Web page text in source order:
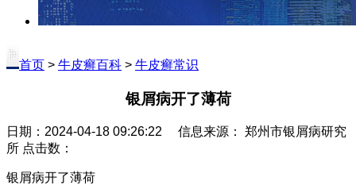
首页 > 牛皮癣百科 > 牛皮癣常识
银屑病开了薄荷
日期：2024-04-18 09:26:22 信息来源： 郑州市银屑病研究
所 点击数：
银屑病开了薄荷